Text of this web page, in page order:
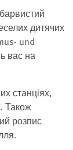
дитячих
und
вас на
станціях,
Також
розпис